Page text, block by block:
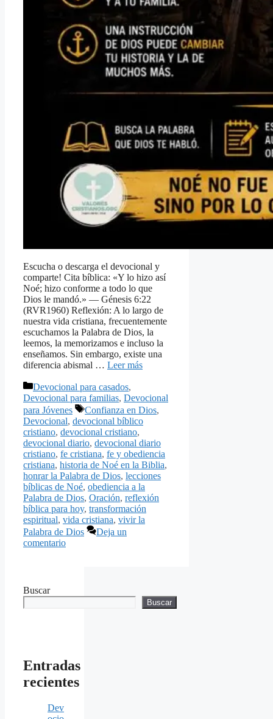
Escucha o descarga el devocional y
comparte! Cita bíblica: «Y lo hizo así
Noé; hizo conforme a todo lo que
Dios le mandó.» — Génesis 6:22
(RVR1960) Reflexión: A lo largo de
nuestra vida cristiana, frecuentemente
escuchamos la Palabra de Dios, la
leemos, la memorizamos e incluso la
enseñamos. Sin embargo, existe una
diferencia abismal … Leer más
Categorías
Devocional para casados,
Devocional para familias, Devocional
para Jóvenes
Etiquetas
Confianza en Dios,
Devocional, devocional bíblico
cristiano, devocional cristiano,
devocional diario, devocional diario
cristiano, fe cristiana, fe y obediencia
cristiana, historia de Noé en la Biblia,
honrar la Palabra de Dios, lecciones
bíblicas de Noé, obediencia a la
Palabra de Dios, Oración, reflexión
bíblica para hoy, transformación
espiritual, vida cristiana, vivir la
Palabra de Dios
Deja un
comentario
Buscar
Buscar
Entradas
recientes
Dev